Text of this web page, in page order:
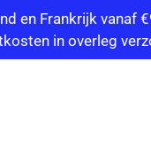
en Frankrijk
in overleg